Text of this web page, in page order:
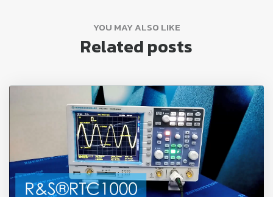
YOU MAY ALSO LIKE
Related posts